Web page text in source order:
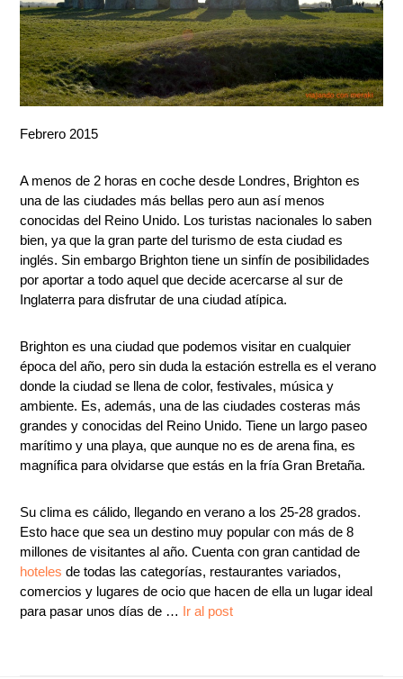
Febrero 2015
A menos de 2 horas en coche desde Londres, Brighton es
una de las ciudades más bellas pero aun así menos
conocidas del Reino Unido. Los turistas nacionales lo saben
bien, ya que la gran parte del turismo de esta ciudad es
inglés. Sin embargo Brighton tiene un sinfín de posibilidades
por aportar a todo aquel que decide acercarse al sur de
Inglaterra para disfrutar de una ciudad atípica.
Brighton es una ciudad que podemos visitar en cualquier
época del año, pero sin duda la estación estrella es el verano
donde la ciudad se llena de color, festivales, música y
ambiente. Es, además, una de las ciudades costeras más
grandes y conocidas del Reino Unido. Tiene un largo paseo
marítimo y una playa, que aunque no es de arena fina, es
magnífica para olvidarse que estás en la fría Gran Bretaña.
Su clima es cálido, llegando en verano a los 25-28 grados.
Esto hace que sea un destino muy popular con más de 8
millones de visitantes al año. Cuenta con gran cantidad de
hoteles de todas las categorías, restaurantes variados,
comercios y lugares de ocio que hacen de ella un lugar ideal
para pasar unos días de … Ir al post